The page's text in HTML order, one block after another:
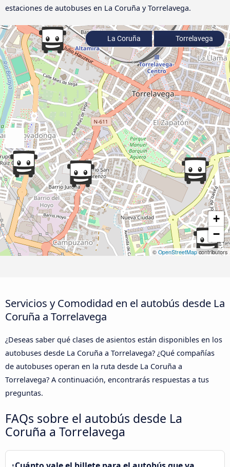
estaciones de autobuses en La Coruña y Torrelavega.
+
−
© OpenStreetMapcontributors
La Coruña Torrelavega
Servicios y Comodidad en el autobús desde La
Coruña a Torrelavega
¿Deseas saber qué clases de asientos están disponibles en los
autobuses desde La Coruña a Torrelavega? ¿Qué compañías
de autobuses operan en la ruta desde La Coruña a
Torrelavega? A continuación, encontrarás respuestas a tus
preguntas.
FAQs sobre el autobús desde La
Coruña a Torrelavega